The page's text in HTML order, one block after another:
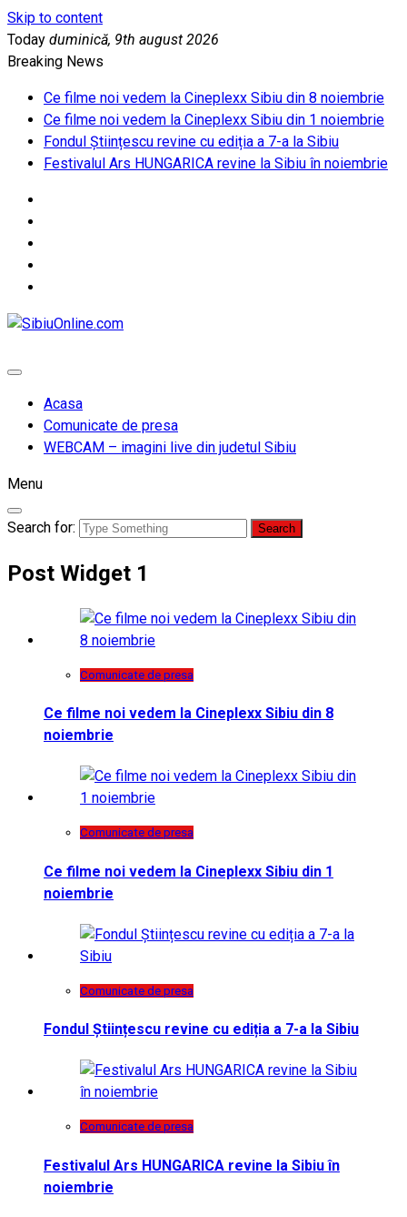
Skip to content
Today duminică, 9th august 2026
Breaking News
Ce filme noi vedem la Cineplexx Sibiu din 8 noiembrie
Ce filme noi vedem la Cineplexx Sibiu din 1 noiembrie
Fondul Științescu revine cu ediția a 7-a la Sibiu
Festivalul Ars HUNGARICA revine la Sibiu în noiembrie
Acasa
Comunicate de presa
WEBCAM – imagini live din judetul Sibiu
Menu
Search for:
Post Widget 1
Comunicate de presa
Ce filme noi vedem la Cineplexx Sibiu din 8
noiembrie
Comunicate de presa
Ce filme noi vedem la Cineplexx Sibiu din 1
noiembrie
Comunicate de presa
Fondul Științescu revine cu ediția a 7-a la Sibiu
Comunicate de presa
Festivalul Ars HUNGARICA revine la Sibiu în
noiembrie